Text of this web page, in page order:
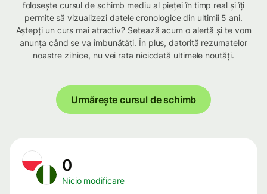
folosește cursul de schimb mediu al pieței în timp real și îți
permite să vizualizezi datele cronologice din ultimii 5 ani.
Aștepți un curs mai atractiv? Setează acum o alertă și te vom
anunța când se va îmbunătăți. În plus, datorită rezumatelor
noastre zilnice, nu vei rata niciodată ultimele noutăți.
Urmărește cursul de schimb
0
Nicio modificare